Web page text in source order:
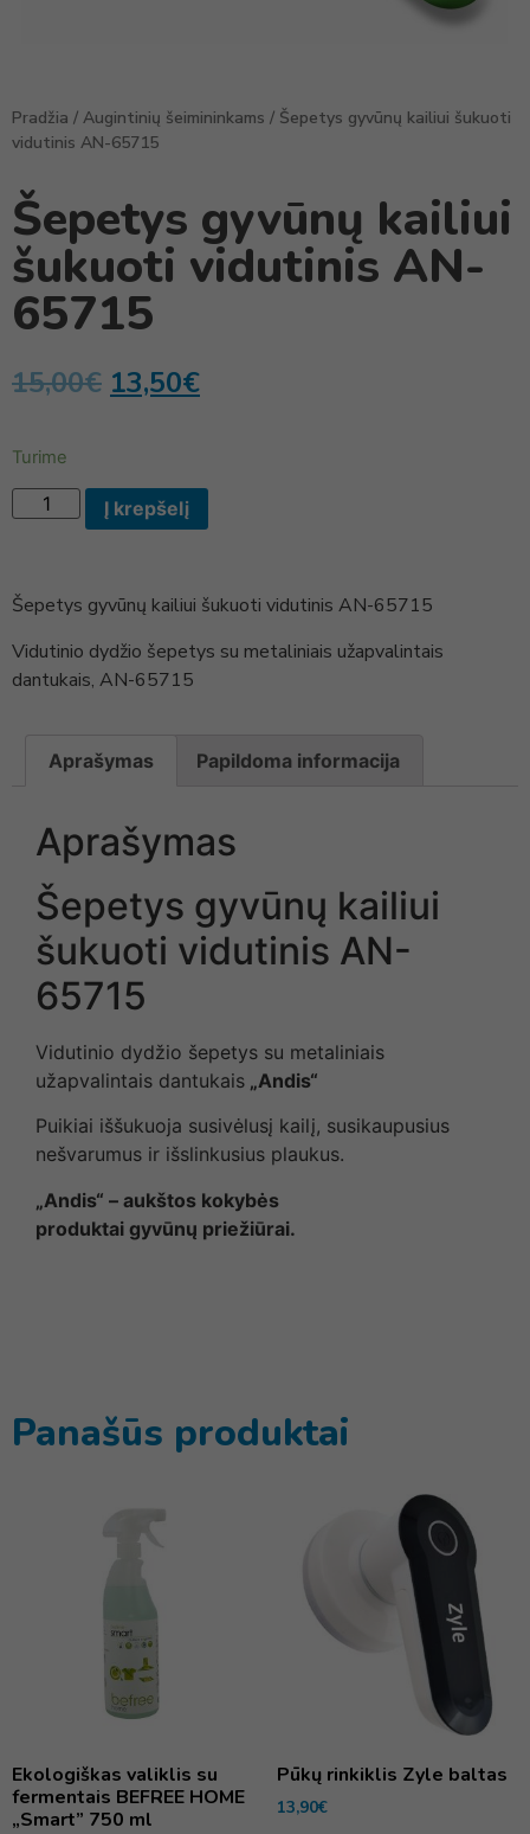
Pradžia / Augintinių šeimininkams / Šepetys gyvūnų kailiui šukuoti
vidutinis AN-65715
Šepetys gyvūnų kailiui
šukuoti vidutinis AN-
65715
15,00€ 13,50€
Turime
Į krepšelį
Šepetys gyvūnų kailiui šukuoti vidutinis AN-65715
Vidutinio dydžio šepetys su metaliniais užapvalintais
dantukais, AN-65715
Aprašymas Papildoma informacija
Aprašymas
Šepetys gyvūnų kailiui
šukuoti vidutinis AN-
65715
Vidutinio dydžio šepetys su metaliniais
užapvalintais dantukais „Andis“
Puikiai iššukuoja susivėlusį kailį, susikaupusius
nešvarumus ir išslinkusius plaukus.
„Andis“ – aukštos kokybės
produktai gyvūnų priežiūrai.
Panašūs produktai
Ekologiškas valiklis su
fermentais BEFREE HOME
„Smart” 750 ml
Pūkų rinkiklis Zyle baltas
13,90€